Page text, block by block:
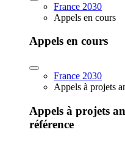
France 2030
Appels en cours
Appels en cours
France 2030
Appels à projets
Appels à projets
référence